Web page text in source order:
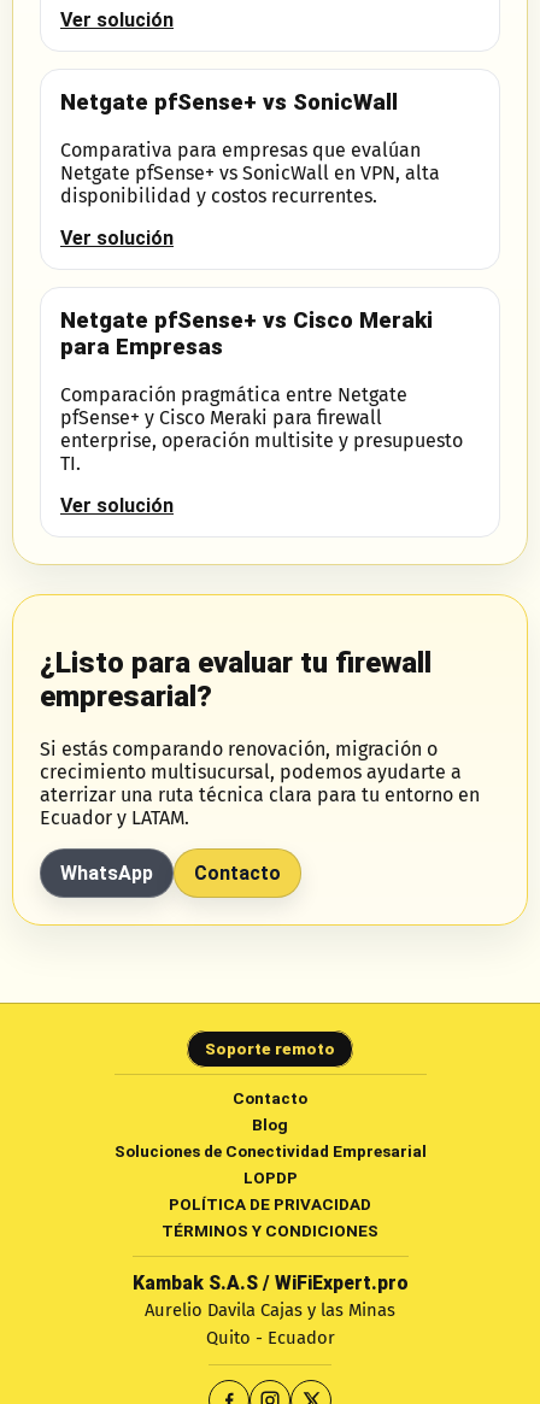
Ver solución
Netgate pfSense+ vs SonicWall
Comparativa para empresas que evalúan
Netgate pfSense+ vs SonicWall en VPN, alta
disponibilidad y costos recurrentes.
Ver solución
Netgate pfSense+ vs Cisco Meraki
para Empresas
Comparación pragmática entre Netgate
pfSense+ y Cisco Meraki para firewall
enterprise, operación multisite y presupuesto
TI.
Ver solución
¿Listo para evaluar tu firewall
empresarial?
Si estás comparando renovación, migración o
crecimiento multisucursal, podemos ayudarte a
aterrizar una ruta técnica clara para tu entorno en
Ecuador y LATAM.
WhatsApp Contacto
Soporte remoto
Contacto
Blog
Soluciones de Conectividad Empresarial
LOPDP
POLÍTICA DE PRIVACIDAD
TÉRMINOS Y CONDICIONES
Kambak S.A.S / WiFiExpert.pro
Aurelio Davila Cajas y las Minas
Quito - Ecuador